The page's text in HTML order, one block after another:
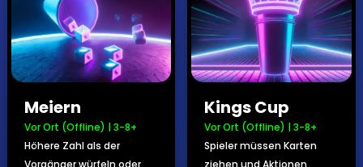
Meiern
Vor Ort (Offline) |3-8+
Höhere Zahl als der
Kings Cup
Vor Ort (Offline) | 3-8+
Spieler müssen Karten